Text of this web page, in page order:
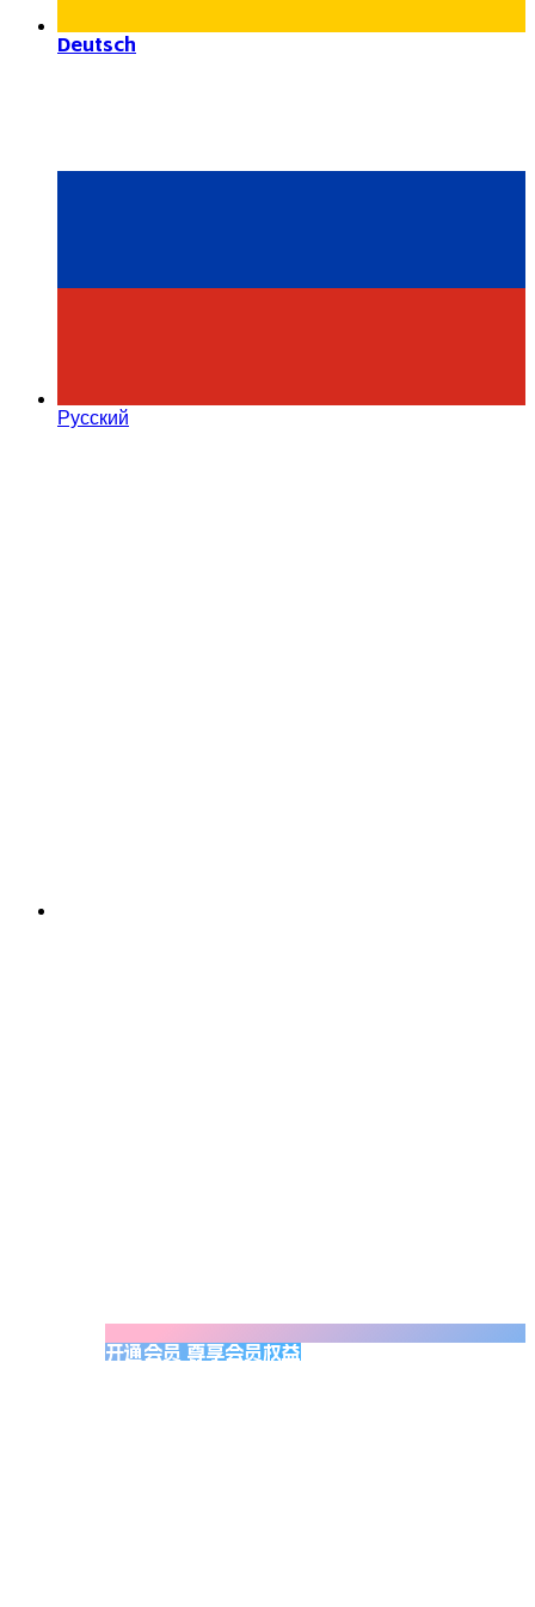
Deutsch
Русский
开通会员 尊享会员权益